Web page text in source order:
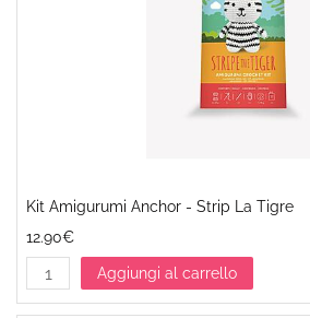
Kit Amigurumi Anchor - Strip La Tigre
12.90€
Aggiungi al carrello